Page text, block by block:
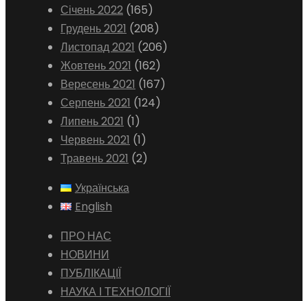
Січень 2022 (165)
Грудень 2021 (208)
Листопад 2021 (206)
Жовтень 2021 (162)
Вересень 2021 (167)
Серпень 2021 (124)
Липень 2021 (1)
Червень 2021 (1)
Травень 2021 (2)
Українська
English
ПРО НАС
НОВИНИ
ПУБЛІКАЦІЇ
НАУКА І ТЕХНОЛОГІЇ